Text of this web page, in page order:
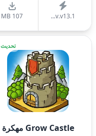
v.v13.1...
107 MB
تحديث
Grow Castle مهكرة